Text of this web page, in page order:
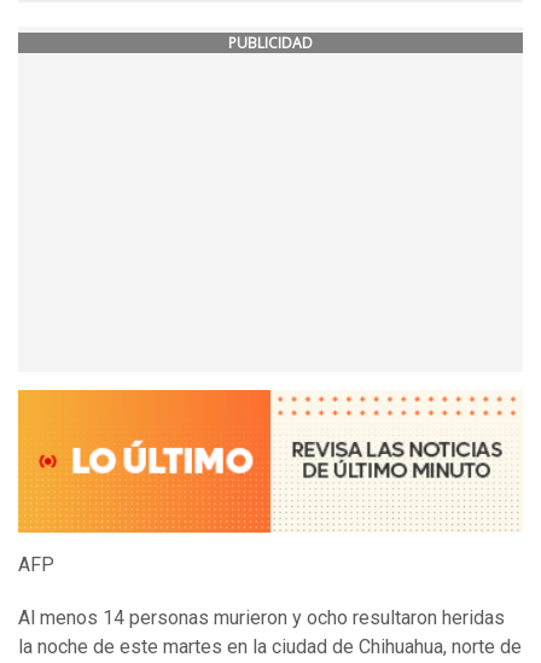
PUBLICIDAD
AFP
Al menos 14 personas murieron y ocho resultaron heridas
la noche de este martes en la ciudad de Chihuahua, norte de